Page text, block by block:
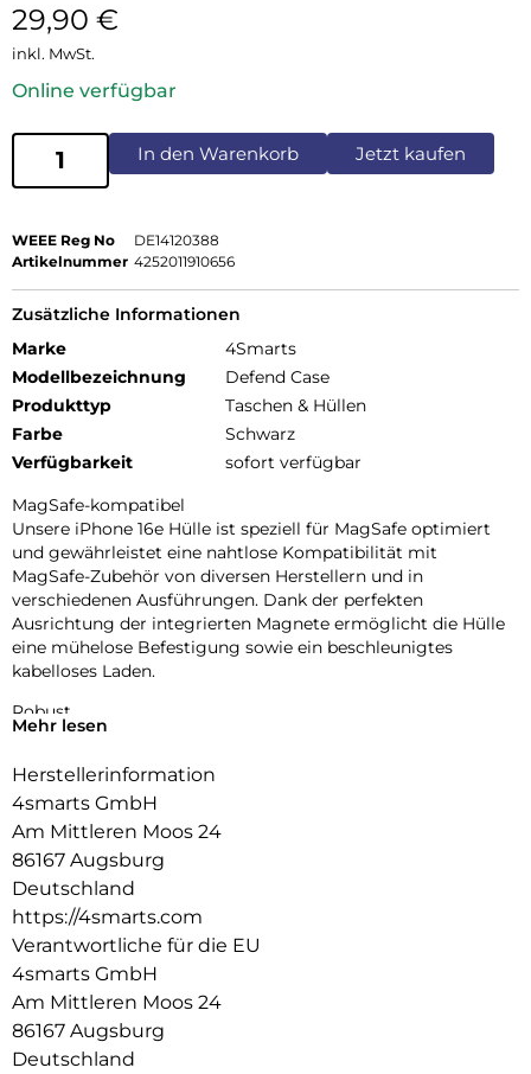
29,90 €
inkl. MwSt.
Online verfügbar
In den Warenkorb Jetzt kaufen
WEEE Reg No
DE14120388
Artikelnummer 4252011910656
Zusätzliche Informationen
Marke
4Smarts
Modellbezeichnung
Defend Case
Produkttyp
Taschen & Hüllen
Farbe
Schwarz
Verfügbarkeit
sofort verfügbar
MagSafe-kompatibel
Unsere iPhone 16e Hülle ist speziell für MagSafe optimiert
und gewährleistet eine nahtlose Kompatibilität mit
MagSafe-Zubehör von diversen Herstellern und in
verschiedenen Ausführungen. Dank der perfekten
Ausrichtung der integrierten Magnete ermöglicht die Hülle
eine mühelose Befestigung sowie ein beschleunigtes
kabelloses Laden.
Robust
Die robuste Schutzhülle für das iPhone 16e bietet einen
Höhe von 1,2 Metern zertifiziert ist. Du kannst dein
Smartphone bedenkenlos nutzen, da es vor versehentlichen
Stürzen und Aufprallen geschützt ist. Die Hülle absorbiert
effektiv Stöße und schützt dein Gerät vor Kratzern und
Beschädigungen.
Rundumschutz
Unser iPhone 16e Case bietet einen optimalen Schutz für
dein Gerät. Mit verstärkten Kanten schützt es das Display
dein Mobilgerät bedenkenlos nutzen und dich auf einen
zuverlässigen Schutz verlassen, der das Design deines Geräts
nicht beeinträchtigt.
Mehr lesen
Herstellerinformation
4smarts GmbH
Am Mittleren Moos 24
86167 Augsburg
Deutschland
https://4smarts.com
Verantwortliche für die EU
4smarts GmbH
Am Mittleren Moos 24
86167 Augsburg
Deutschland